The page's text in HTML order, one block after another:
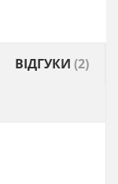
ВІДГУКИ (2)